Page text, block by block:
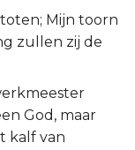
Mijn toorn
zullen zij de
God, maar
kalf van